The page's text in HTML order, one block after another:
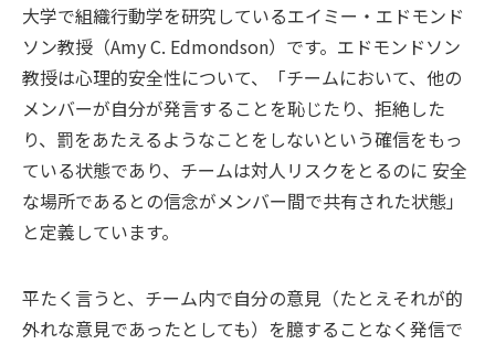
大学で組織行動学を研究しているエイミー・エドモンド
ソン教授（Amy C. Edmondson）です。エドモンドソン
教授は心理的安全性について、「チームにおいて、他の
メンバーが自分が発言することを恥じたり、拒絶した
り、罰をあたえるようなことをしないという確信をもっ
ている状態であり、チームは対人リスクをとるのに 安全
な場所であるとの信念がメンバー間で共有された状態」
と定義しています。
平たく言うと、チーム内で自分の意見（たとえそれが的
外れな意見であったとしても）を臆することなく発信で